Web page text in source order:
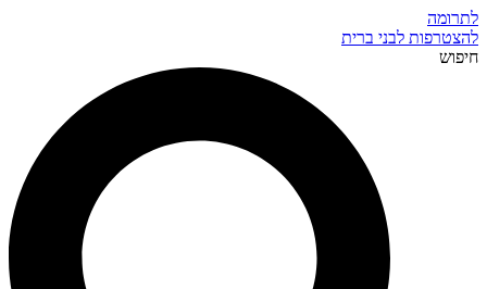
לתרומה
להצטרפות לבני ברית
חיפוש